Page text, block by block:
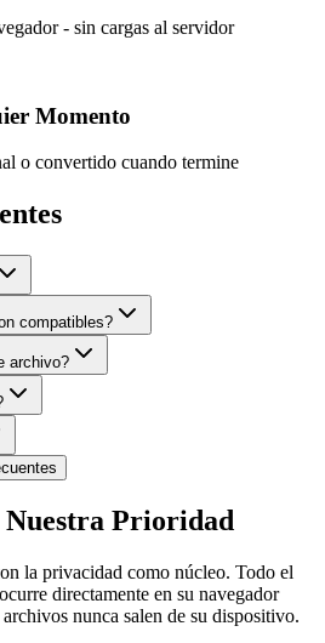
- sin cargas al servidor
Momento
o convertido cuando termine
compatibles?
archivo?
Nuestra Prioridad
la privacidad como núcleo. Todo el
directamente en su navegador
nunca salen de su dispositivo.